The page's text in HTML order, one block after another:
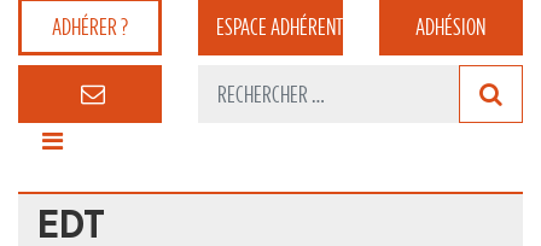
ADHÉRER ? ESPACEADHÉRENT ADHÉSION
EDT